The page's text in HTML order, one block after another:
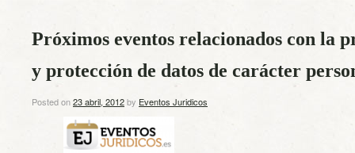
Próximos eventos relacionados con la
y protección de datos de carácter
Posted on23 abril, 2012by Eventos Juridicos